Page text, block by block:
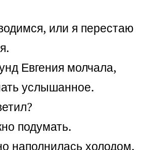
или я перестаю
Евгения молчала,
услышанное.
подумать.
наполнилась холодом.